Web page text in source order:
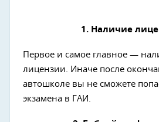
1. Наличие
Первое и самое главное —
лицензии. Иначе после
автошколе вы не сможете
экзамена в ГАИ.